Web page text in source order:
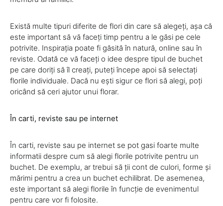
Există multe tipuri diferite de flori din care să alegeți, așa că
este important să vă faceți timp pentru a le găsi pe cele
potrivite. Inspirația poate fi găsită în natură, online sau în
reviste. Odată ce vă faceți o idee despre tipul de buchet
pe care doriți să îl creați, puteți începe apoi să selectați
florile individuale. Dacă nu ești sigur ce flori să alegi, poți
oricând să ceri ajutor unui florar.
În carti, reviste sau pe internet
În carti, reviste sau pe internet se pot gasi foarte multe
informatii despre cum să alegi florile potrivite pentru un
buchet. De exemplu, ar trebui să ții cont de culori, forme și
mărimi pentru a crea un buchet echilibrat. De asemenea,
este important să alegi florile în funcție de evenimentul
pentru care vor fi folosite.